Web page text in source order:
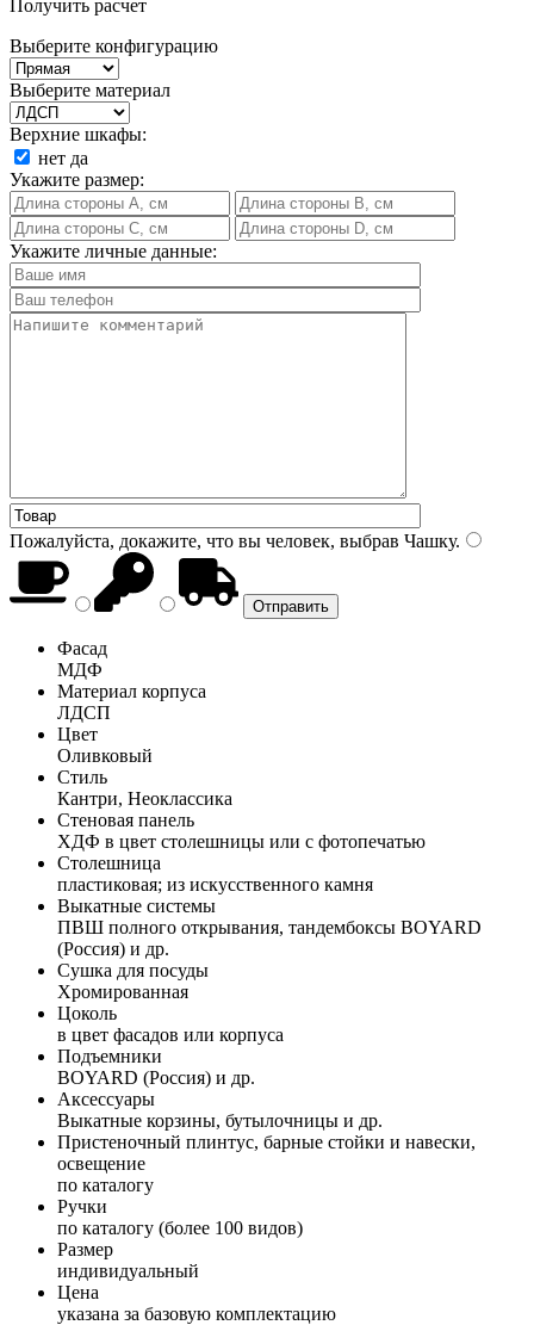
Получить расчет
Выберите конфигурацию
Выберите материал
Верхние шкафы:
нет да
Укажите размер:
Укажите личные данные:
Пожалуйста, докажите, что вы человек, выбрав Чашку.
Фасад
МДФ
Материал корпуса
ЛДСП
Цвет
Оливковый
Стиль
Кантри, Неоклассика
Стеновая панель
ХДФ в цвет столешницы или с фотопечатью
Столешница
пластиковая; из искусственного камня
Выкатные системы
ПВШ полного открывания, тандембоксы BOYARD
(Россия) и др.
Сушка для посуды
Хромированная
Цоколь
в цвет фасадов или корпуса
Подъемники
BOYARD (Россия) и др.
Аксессуары
Выкатные корзины, бутылочницы и др.
Пристеночный плинтус, барные стойки и навески,
освещение
по каталогу
Ручки
по каталогу (более 100 видов)
Размер
индивидуальный
Цена
указана за базовую комплектацию